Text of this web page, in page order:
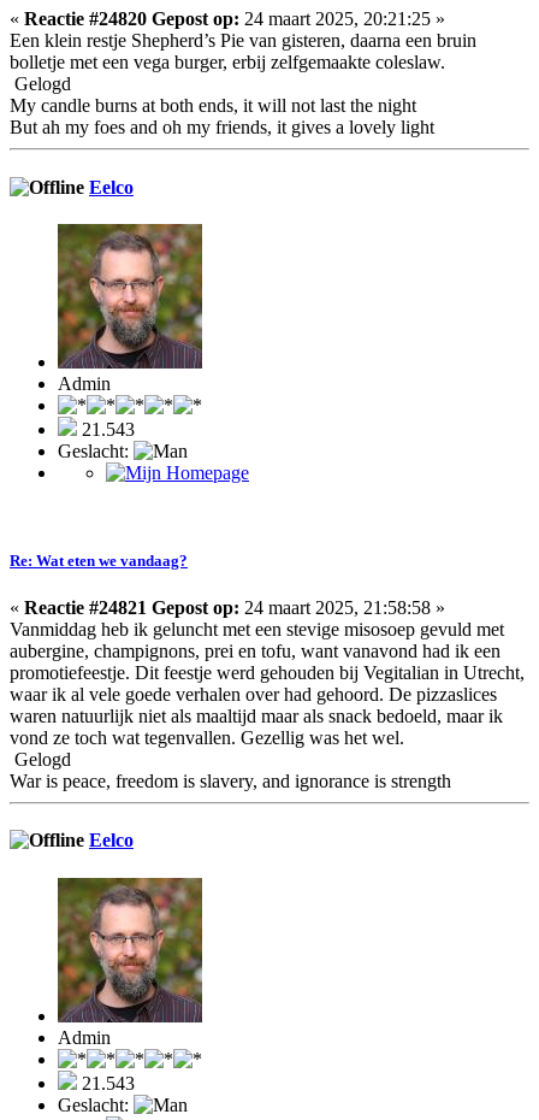
« Reactie #24820 Gepost op: 24 maart 2025, 20:21:25 »
Een klein restje Shepherd’s Pie van gisteren, daarna een bruin
bolletje met een vega burger, erbij zelfgemaakte coleslaw.
Gelogd
My candle burns at both ends, it will not last the night
But ah my foes and oh my friends, it gives a lovely light
Eelco
Admin
21.543
Geslacht:
Re: Wat eten we vandaag?
« Reactie #24821 Gepost op: 24 maart 2025, 21:58:58 »
Vanmiddag heb ik geluncht met een stevige misosoep gevuld met
aubergine, champignons, prei en tofu, want vanavond had ik een
promotiefeestje. Dit feestje werd gehouden bij Vegitalian in Utrecht,
waar ik al vele goede verhalen over had gehoord. De pizzaslices
waren natuurlijk niet als maaltijd maar als snack bedoeld, maar ik
vond ze toch wat tegenvallen. Gezellig was het wel.
Gelogd
War is peace, freedom is slavery, and ignorance is strength
Eelco
Admin
21.543
Geslacht: